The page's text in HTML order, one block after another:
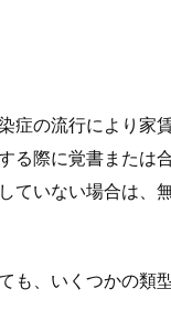
症の流行により家
る際に覚書または
ていない場合は、
、いくつかの類